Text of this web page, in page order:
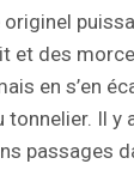
et des
en s’en
Il y
passages